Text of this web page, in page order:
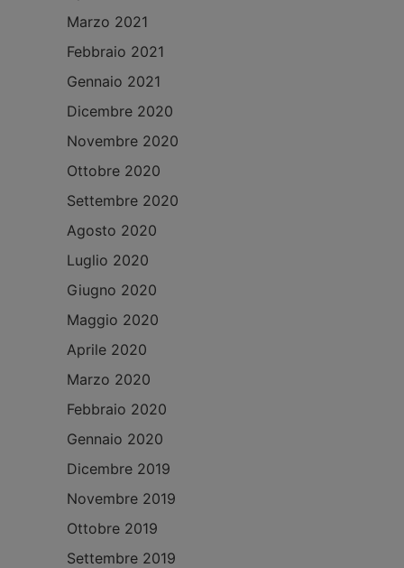
Marzo 2021
Febbraio 2021
Gennaio 2021
Dicembre 2020
Novembre 2020
Ottobre 2020
Settembre 2020
Agosto 2020
Luglio 2020
Giugno 2020
Maggio 2020
Aprile 2020
Marzo 2020
Febbraio 2020
Gennaio 2020
Dicembre 2019
Novembre 2019
Ottobre 2019
Settembre 2019